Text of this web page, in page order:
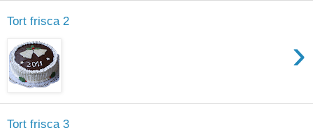
Tort frisca 2
›
Tort frisca 3